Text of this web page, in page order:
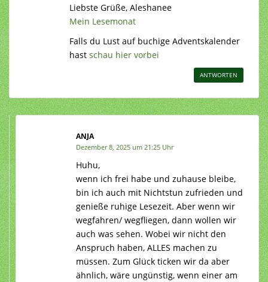
Liebste Grüße, Aleshanee
Mein Lesemonat
Falls du Lust auf buchige Adventskalender
hast schau hier vorbei
ANTWORTEN
ANJA
Dezember 8, 2025 um 21:25 Uhr
Huhu,
wenn ich frei habe und zuhause bleibe,
bin ich auch mit Nichtstun zufrieden und
genieße ruhige Lesezeit. Aber wenn wir
wegfahren/ wegfliegen, dann wollen wir
auch was sehen. Wobei wir nicht den
Anspruch haben, ALLES machen zu
müssen. Zum Glück ticken wir da aber
ähnlich, wäre ungünstig, wenn einer am